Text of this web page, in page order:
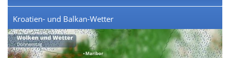
Kroatien- und Balkan-Wetter